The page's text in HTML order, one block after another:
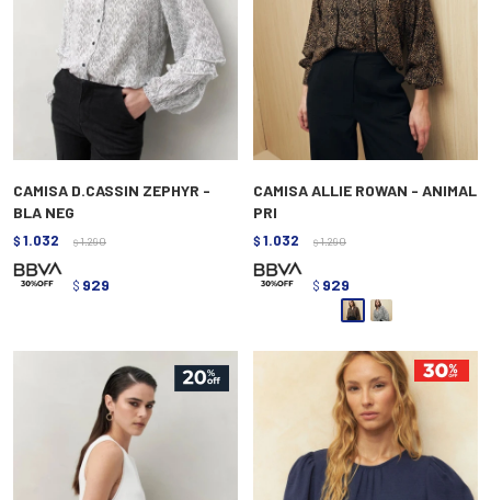
CAMISA D.CASSIN ZEPHYR -
BLA NEG
$ 1.032 $ 1.290
$ 929
CAMISA ALLIE ROWAN - ANIMAL
PRI
$ 1.032 $ 1.290
$ 929